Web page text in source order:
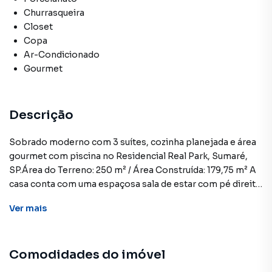
Churrasqueira
Closet
Copa
Ar-Condicionado
Gourmet
Descrição
Sobrado moderno com 3 suítes, cozinha planejada e área
gourmet com piscina no Residencial Real Park, Sumaré,
SP.Área do Terreno: 250 m² / Área Construída: 179,75 m² A
casa conta com uma espaçosa sala de estar com pé direito
luz natural valoriza ainda mais os detalhes e acabamentos
torneira gourmet, torre quente com forno elétrico e
Ver mais
Comodidades do imóvel